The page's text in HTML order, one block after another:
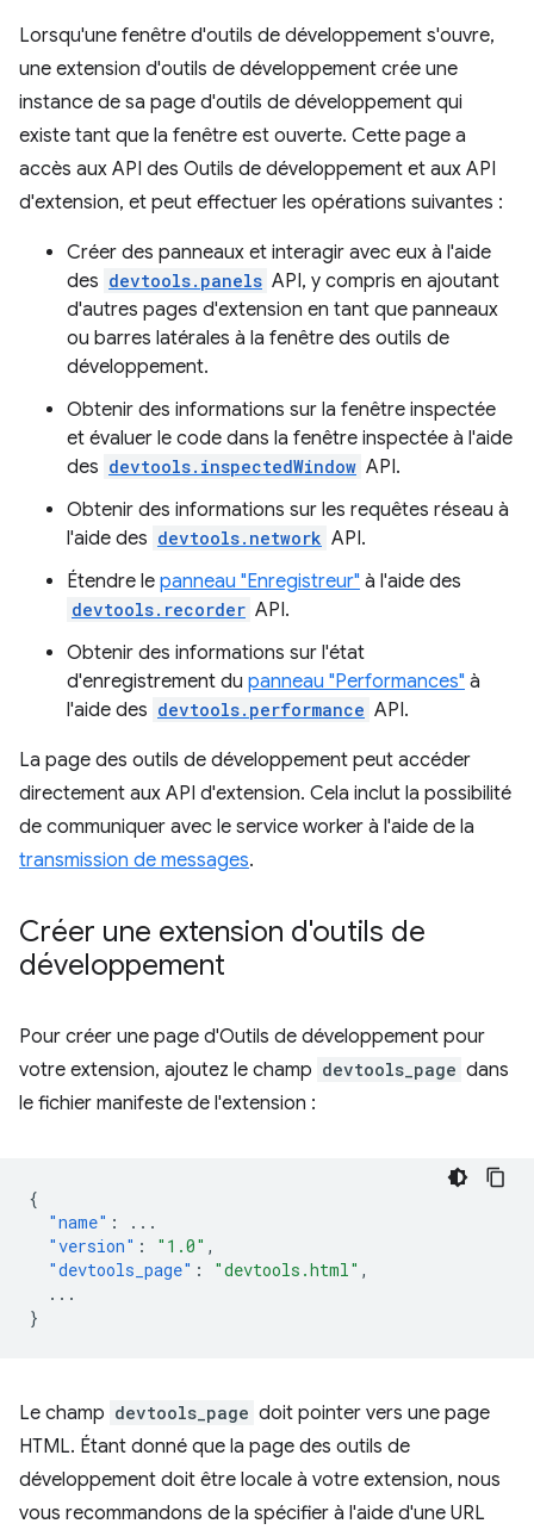
Lorsqu'une fenêtre d'outils de développement s'ouvre,
une extension d'outils de développement crée une
instance de sa page d'outils de développement qui
existe tant que la fenêtre est ouverte. Cette page a
accès aux API des Outils de développement et aux API
d'extension, et peut effectuer les opérations suivantes :
Créer des panneaux et interagir avec eux à l'aide
des devtools.panels API, y compris en ajoutant
d'autres pages d'extension en tant que panneaux
ou barres latérales à la fenêtre des outils de
développement.
Obtenir des informations sur la fenêtre inspectée
et évaluer le code dans la fenêtre inspectée à l'aide
des devtools.inspectedWindow API.
Obtenir des informations sur les requêtes réseau à
l'aide des devtools.network API.
Étendre le panneau "Enregistreur" à l'aide des
devtools.recorder API.
Obtenir des informations sur l'état
d'enregistrement du panneau "Performances" à
l'aide des devtools.performance API.
La page des outils de développement peut accéder
directement aux API d'extension. Cela inclut la possibilité
de communiquer avec le service worker à l'aide de la
transmission de messages.
Créer une extension d'outils de
développement
Pour créer une page d'Outils de développement pour
votre extension, ajoutez le champ devtools_page dans
le fichier manifeste de l'extension :
{
"name" :
...
"version" : "1.0" ,
"devtools_page" : "devtools.html" ,
...
}
Le champ devtools_page doit pointer vers une page
HTML. Étant donné que la page des outils de
développement doit être locale à votre extension, nous
vous recommandons de la spécifier à l'aide d'une URL